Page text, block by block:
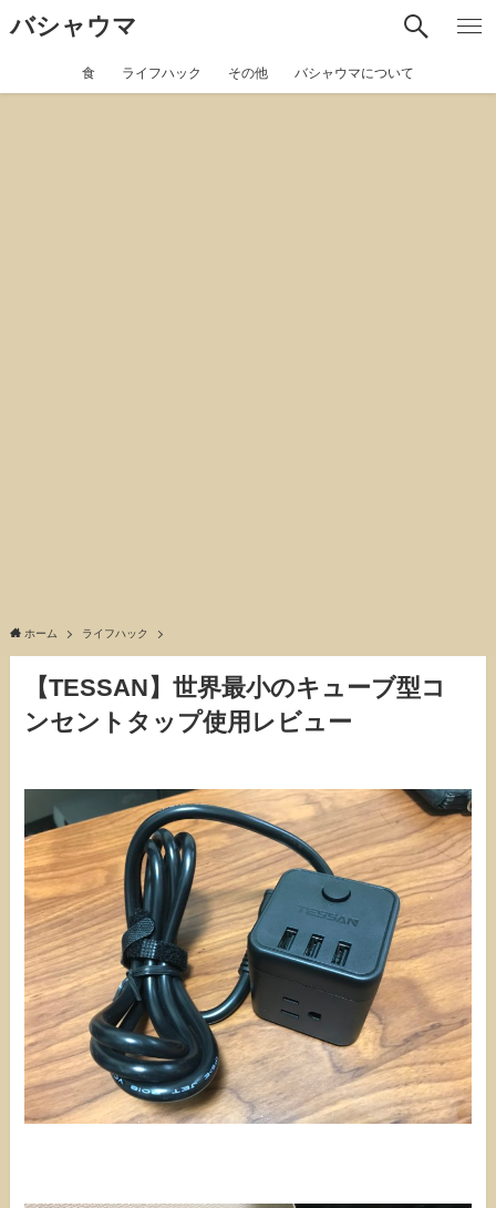
バシャウマ
食 ライフハック その他 バシャウマについて
ホーム ライフハック
【TESSAN】世界最小のキューブ型コ
ンセントタップ使用レビュー